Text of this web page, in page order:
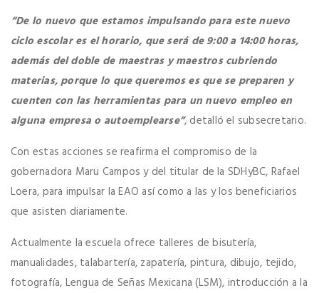
“De lo nuevo que estamos impulsando para este nuevo
ciclo escolar es el horario, que será de 9:00 a 14:00 horas,
además del doble de maestras y maestros cubriendo
materias, porque lo que queremos es que se preparen y
cuenten con las herramientas para un nuevo empleo en
alguna empresa o autoemplearse”, detalló el subsecretario.
Con estas acciones se reafirma el compromiso de la
gobernadora Maru Campos y del titular de la SDHyBC, Rafael
Loera, para impulsar la EAO así como a las y los beneficiarios
que asisten diariamente.
Actualmente la escuela ofrece talleres de bisutería,
manualidades, talabartería, zapatería, pintura, dibujo, tejido,
fotografía, Lengua de Señas Mexicana (LSM), introducción a la